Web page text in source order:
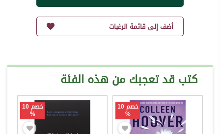
أضف إلى قائمة الرغبات
كتب قد تعجبك من هذه الفئة
خصم 10
%
خصم 10
%